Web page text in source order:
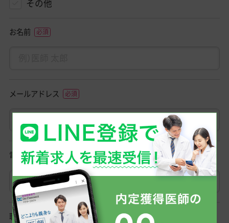
その他
お名前
メールアドレス
電話番号
職種